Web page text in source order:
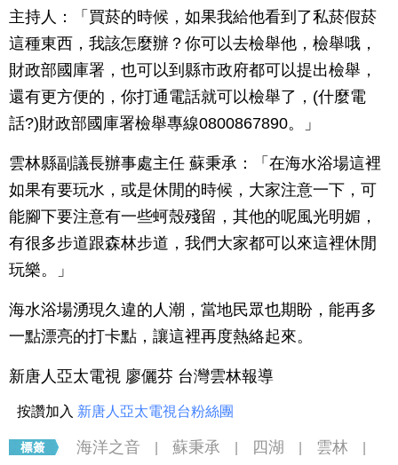
主持人：「買菸的時候，如果我給他看到了私菸假菸
這種東西，我該怎麼辦？你可以去檢舉他，檢舉哦，
財政部國庫署，也可以到縣市政府都可以提出檢舉，
還有更方便的，你打通電話就可以檢舉了，(什麼電
話?)財政部國庫署檢舉專線0800867890。」
雲林縣副議長辦事處主任 蘇秉承：「在海水浴場這裡
如果有要玩水，或是休閒的時候，大家注意一下，可
能腳下要注意有一些蚵殼殘留，其他的呢風光明媚，
有很多步道跟森林步道，我們大家都可以來這裡休閒
玩樂。」
海水浴場湧現久違的人潮，當地民眾也期盼，能再多
一點漂亮的打卡點，讓這裡再度熱絡起來。
新唐人亞太電視 廖儷芬 台灣雲林報導
按讚加入 新唐人亞太電視台粉絲團
海洋之音 蘇秉承 四湖 雲林